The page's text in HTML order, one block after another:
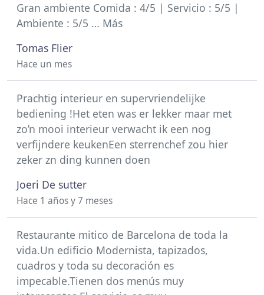
Gran ambiente Comida : 4/5 | Servicio : 5/5 |
Ambiente : 5/5 … Más
Tomas Flier
Hace un mes
Prachtig interieur en supervriendelijke
bediening !Het eten was er lekker maar met
zo’n mooi interieur verwacht ik een nog
verfijndere keukenEen sterrenchef zou hier
zeker zn ding kunnen doen
Joeri De sutter
Hace 1 años y 7 meses
Restaurante mitico de Barcelona de toda la
vida.Un edificio Modernista, tapizados,
cuadros y toda su decoración es
impecable.Tienen dos menús muy